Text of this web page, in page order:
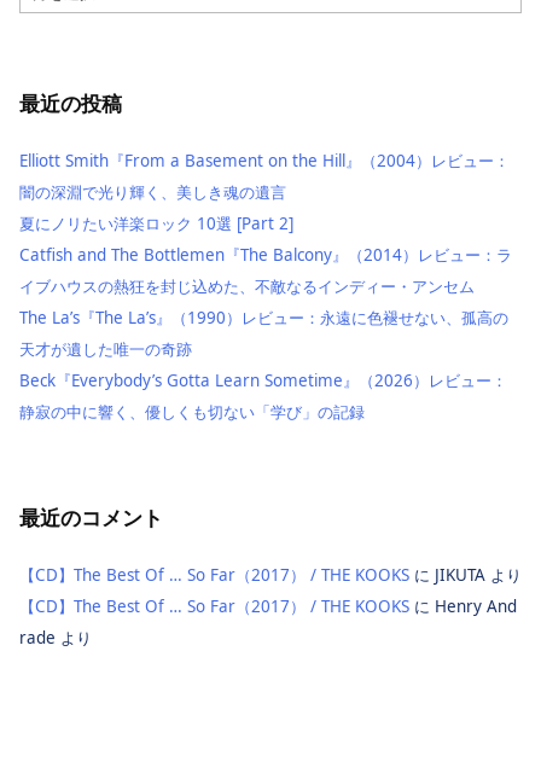
ー
最近の投稿
Elliott Smith『From a Basement on the Hill』（2004）レビュー：
闇の深淵で光り輝く、美しき魂の遺言
夏にノリたい洋楽ロック 10選 [Part 2]
Catfish and The Bottlemen『The Balcony』（2014）レビュー：ラ
イブハウスの熱狂を封じ込めた、不敵なるインディー・アンセム
The La’s『The La’s』（1990）レビュー：永遠に色褪せない、孤高の
天才が遺した唯一の奇跡
Beck『Everybody’s Gotta Learn Sometime』（2026）レビュー：
静寂の中に響く、優しくも切ない「学び」の記録
最近のコメント
【CD】The Best Of … So Far（2017） / THE KOOKS に JIKUTA より
【CD】The Best Of … So Far（2017） / THE KOOKS に Henry And
rade より